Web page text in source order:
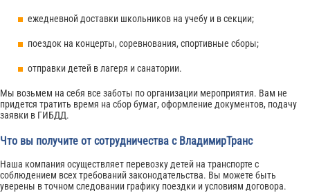
ежедневной доставки школьников на учебу и в секции;
поездок на концерты, соревнования, спортивные сборы;
отправки детей в лагеря и санатории.
Мы возьмем на себя все заботы по организации мероприятия. Вам не
придется тратить время на сбор бумаг, оформление документов, подачу
заявки в ГИБДД.
Что вы получите от сотрудничества с ВладимирТранс
Наша компания осуществляет перевозку детей на транспорте с
соблюдением всех требований законодательства. Вы можете быть
уверены в точном следовании графику поездки и условиям договора.